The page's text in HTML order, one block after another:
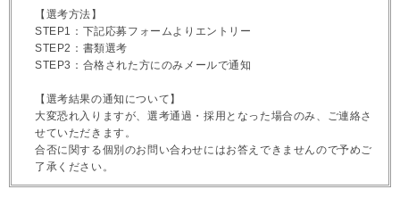
【選考方法】
STEP1：下記応募フォームよりエントリー
STEP2：書類選考
STEP3：合格された方にのみメールで通知
【選考結果の通知について】
大変恐れ入りますが、選考通過・採用となった場合のみ、ご連絡さ
せていただきます。
合否に関する個別のお問い合わせにはお答えできませんので予めご
了承ください。